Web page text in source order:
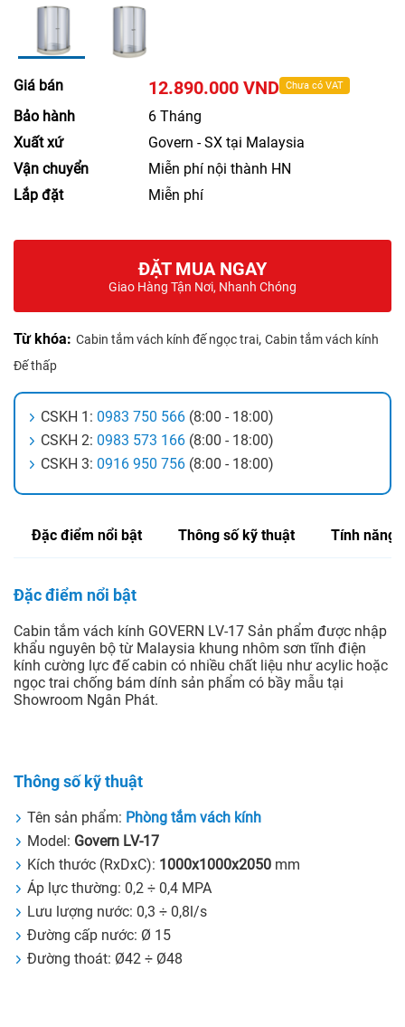
Giá bán 12.890.000 VND Chưa có VAT
Bảo hành
6 Tháng
Xuất xứ
Govern - SX tại Malaysia
Vận chuyển
Miễn phí nội thành HN
Lắp đặt
Miễn phí
ĐẶT MUA NGAY
Giao Hàng Tận Nơi, Nhanh Chóng
Từ khóa: Cabin tắm vách kính đế ngọc trai, Cabin tắm vách kính
Đế thấp
CSKH 1: 0983 750 566 (8:00 - 18:00)
CSKH 2: 0983 573 166 (8:00 - 18:00)
CSKH 3: 0916 950 756 (8:00 - 18:00)
Đặc điểm nổi bật Thông số kỹ thuật Tính năng
Đặc điểm nổi bật
Cabin tắm vách kính GOVERN LV-17 Sản phẩm được nhập
khẩu nguyên bộ từ Malaysia khung nhôm sơn tĩnh điện
kính cường lực đế cabin có nhiều chất liệu như acylic hoặc
ngọc trai chống bám dính sản phẩm có bầy mẫu tại
Showroom Ngân Phát.
Thông số kỹ thuật
Tên sản phẩm: Phòng tắm vách kính
Model: Govern LV-17
Kích thước (RxDxC): 1000x1000x2050 mm
Áp lực thường: 0,2 ÷ 0,4 MPA
Lưu lượng nước: 0,3 ÷ 0,8l/s
Đường cấp nước: Ø 15
Đường thoát: Ø42 ÷ Ø48